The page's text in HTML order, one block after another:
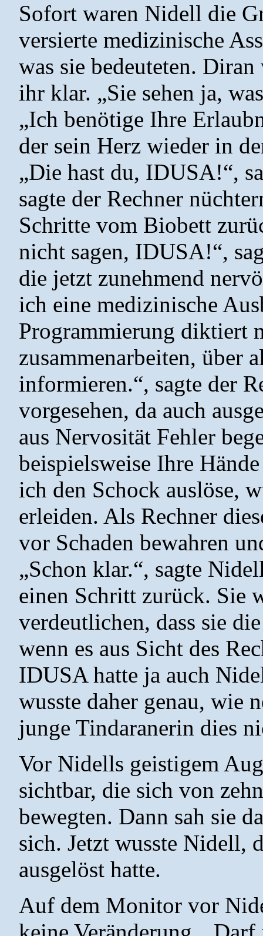
Sofort waren Nidell die
versierte medizinische
was sie bedeuteten.
ihr klar. „Sie sehen ja,
„Ich benötige Ihre
der sein Herz wieder in
„Die hast du, IDUSA!“,
sagte der Rechner
Schritte vom Biobett
nicht sagen, IDUSA!“,
die jetzt zunehmend
ich eine medizinische
Programmierung diktiert
zusammenarbeiten, über
informieren.“, sagte der
vorgesehen, da auch
aus Nervosität Fehler
beispielsweise Ihre
ich den Schock auslöse,
erleiden. Als Rechner
vor Schaden bewahren
„Schon klar.“, sagte
einen Schritt zurück. Sie
verdeutlichen, dass sie
wenn es aus Sicht des
IDUSA hatte ja auch
wusste daher genau, wie
junge Tindaranerin dies
Vor Nidells geistigem
sichtbar, die sich von
bewegten. Dann sah sie
sich. Jetzt wusste Nidell,
ausgelöst hatte.
Auf dem Monitor vor